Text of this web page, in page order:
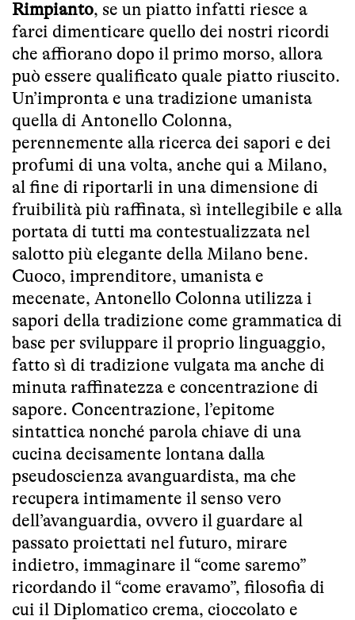
Rimpianto, se un piatto infatti riesce a
farci dimenticare quello dei nostri ricordi
che affiorano dopo il primo morso, allora
può essere qualificato quale piatto riuscito.
Un’impronta e una tradizione umanista
quella di Antonello Colonna,
perennemente alla ricerca dei sapori e dei
profumi di una volta, anche qui a Milano,
al fine di riportarli in una dimensione di
fruibilità più raffinata, sì intellegibile e alla
portata di tutti ma contestualizzata nel
salotto più elegante della Milano bene.
Cuoco, imprenditore, umanista e
mecenate, Antonello Colonna utilizza i
sapori della tradizione come grammatica di
base per sviluppare il proprio linguaggio,
fatto sì di tradizione vulgata ma anche di
minuta raffinatezza e concentrazione di
sapore. Concentrazione, l’epitome
sintattica nonché parola chiave di una
cucina decisamente lontana dalla
pseudoscienza avanguardista, ma che
recupera intimamente il senso vero
dell’avanguardia, ovvero il guardare al
passato proiettati nel futuro, mirare
indietro, immaginare il “come saremo”
ricordando il “come eravamo”, filosofia di
cui il Diplomatico crema, cioccolato e